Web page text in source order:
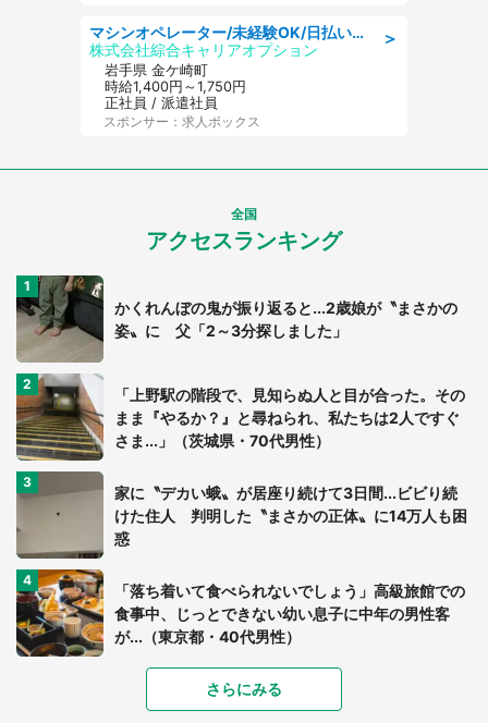
＞
マシンオペレーター/未経験OK/日払いOK/寮完備/交替制/20・30・40代活躍中
株式会社綜合キャリアオプション
岩手県 金ケ崎町
時給1,400円～1,750円
正社員 / 派遣社員
スポンサー：求人ボックス
全国
アクセスランキング
かくれんぼの鬼が振り返ると...2歳娘が〝まさかの
姿〟に 父「2～3分探しました」
「上野駅の階段で、見知らぬ人と目が合った。その
まま『やるか？』と尋ねられ、私たちは2人ですぐ
さま...」（茨城県・70代男性）
家に〝デカい蛾〟が居座り続けて3日間...ビビり続
けた住人 判明した〝まさかの正体〟に14万人も困
惑
「落ち着いて食べられないでしょう」高級旅館での
食事中、じっとできない幼い息子に中年の男性客
が...（東京都・40代男性）
「富豪すぎ」1歳息子の〝店頭駄々こね〟の内容に1.
7万人驚がく 「お菓子売り場ならまだしも...」「ハ
さらにみる